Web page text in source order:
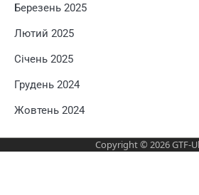
Березень 2025
Лютий 2025
Січень 2025
Грудень 2024
Жовтень 2024
Copyright © 2026GTF-